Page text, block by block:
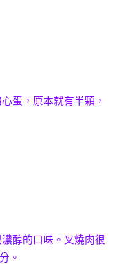
蛋，原本就有半顆，
醇的口味。叉燒肉很
。